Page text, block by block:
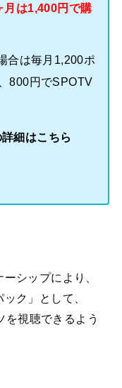
月は1,400円で購
合は毎月1,200ポ
800円でSPOTV
細はこちら
シップにより、
ク」として、
を視聴できるよう